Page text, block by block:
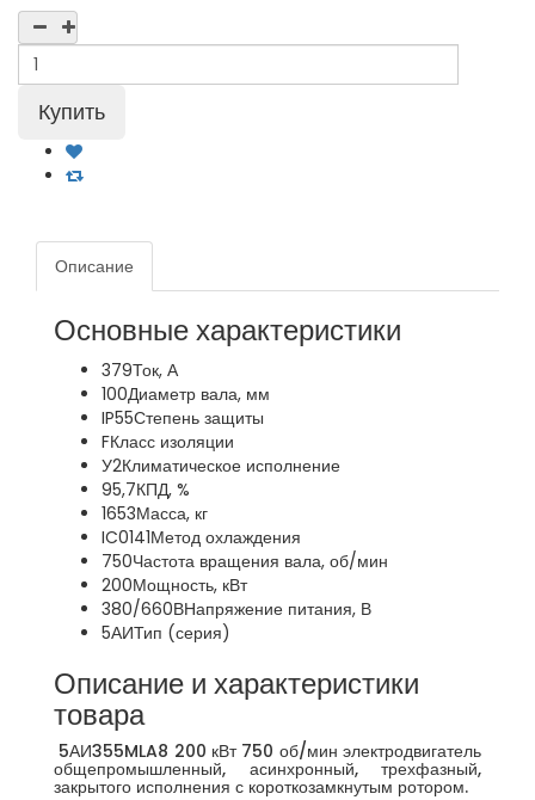
Описание
Основные характеристики
379Ток, А
100Диаметр вала, мм
IP55Степень защиты
FКласс изоляции
У2Климатическое исполнение
95,7КПД, %
1653Масса, кг
IC0141Метод охлаждения
750Частота вращения вала, об/мин
200Мощность, кВт
380/660ВНапряжение питания, В
5АИТип (серия)
Описание и характеристики
товара
5АИ355MLA8 200 кВт 750 об/мин электродвигатель
общепромышленный, асинхронный, трехфазный,
закрытого исполнения с короткозамкнутым ротором.